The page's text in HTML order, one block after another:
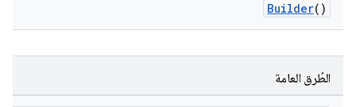
Builder()
الطُرق العامة